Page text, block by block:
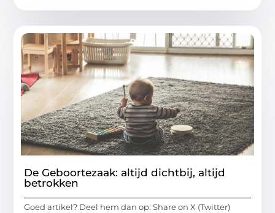
De Geboortezaak: altijd dichtbij, altijd
betrokken
Goed artikel? Deel hem dan op: Share on X (Twitter)